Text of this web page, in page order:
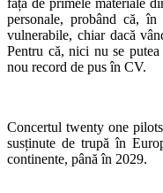
personale, probând că,
vulnerabile, chiar dacă
Pentru că, nici nu se
nou record de pus în CV.
Concertul twenty one
susținute de trupă în
continente, până în 2029.